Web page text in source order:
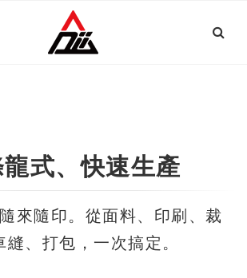
式、快速生產
來隨印。從面料、印刷、裁
縫、打包，一次搞定。